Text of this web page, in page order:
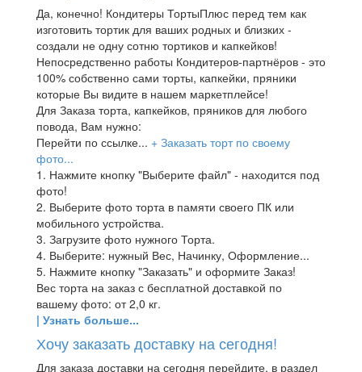
Да, конечно! Кондитеры ТортыПлюс перед тем как
изготовить тортик для ваших родных и близких -
создали не одну сотню тортиков и капкейков!
Непосредственно работы Кондитеров-партнёров - это
100% собственно сами торты, капкейки, пряники
которые Вы видите в нашем маркетплейсе!
Для Заказа торта, капкейков, пряников для любого
повода, Вам нужно:
Перейти по ссылке... + Заказать торт по своему
фото...
1. Нажмите кнопку "Выберите файл" - находится под
фото!
2. Выберите фото торта в памяти своего ПК или
мобильного устройства.
3. Загрузите фото нужного Торта.
4. Выберите: нужный Вес, Начинку, Оформление...
5. Нажмите кнопку "Заказать" и оформите Заказ!
Вес торта на заказ с бесплатной доставкой по
вашему фото: от 2,0 кг.
| Узнать больше...
Хочу заказать доставку на сегодня!
Для заказа доставки на сегодня перейдите, в раздел